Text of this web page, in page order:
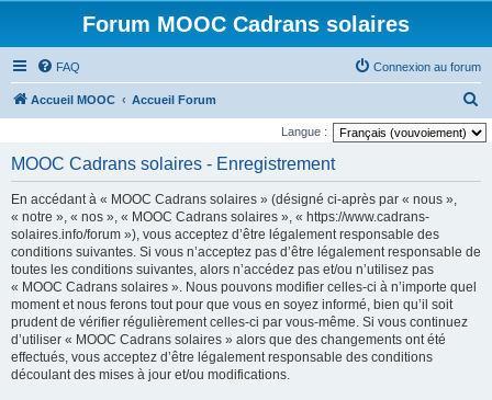
Forum MOOC Cadrans solaires
FAQ Connexion au forum
Accueil MOOC Accueil Forum
e
Langue :
MOOC Cadrans solaires - Enregistrement
En accédant à « MOOC Cadrans solaires » (désigné ci-après par « nous »,
« notre », « nos », « MOOC Cadrans solaires », « https://www.cadrans-
solaires.info/forum »), vous acceptez d’être légalement responsable des
conditions suivantes. Si vous n’acceptez pas d’être légalement responsable de
toutes les conditions suivantes, alors n’accédez pas et/ou n’utilisez pas
« MOOC Cadrans solaires ». Nous pouvons modifier celles-ci à n’importe quel
moment et nous ferons tout pour que vous en soyez informé, bien qu’il soit
prudent de vérifier régulièrement celles-ci par vous-même. Si vous continuez
d’utiliser « MOOC Cadrans solaires » alors que des changements ont été
effectués, vous acceptez d’être légalement responsable des conditions
découlant des mises à jour et/ou modifications.